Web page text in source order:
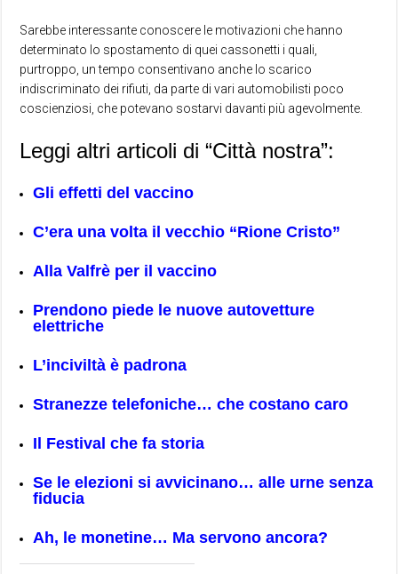
Sarebbe interessante conoscere le motivazioni che hanno
determinato lo spostamento di quei cassonetti i quali,
purtroppo, un tempo consentivano anche lo scarico
indiscriminato dei rifiuti, da parte di vari automobilisti poco
coscienziosi, che potevano sostarvi davanti più agevolmente.
Leggi altri articoli di “Città nostra”:
Gli effetti del vaccino
C’era una volta il vecchio “Rione Cristo”
Alla Valfrè per il vaccino
Prendono piede le nuove autovetture
elettriche
L’inciviltà è padrona
Stranezze telefoniche… che costano caro
Il Festival che fa storia
Se le elezioni si avvicinano… alle urne senza
fiducia
Ah, le monetine… Ma servono ancora?